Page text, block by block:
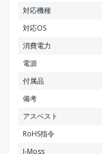
対応機種
対応OS
消費電力
電源
付属品
備考
アスベスト
RoHS指令
J-Moss